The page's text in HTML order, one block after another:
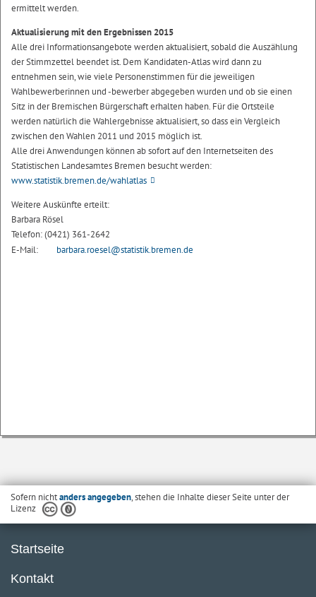
ermittelt werden.
Aktualisierung mit den Ergebnissen 2015
Alle drei Informationsangebote werden aktualisiert, sobald die Auszählung
der Stimmzettel beendet ist. Dem Kandidaten-Atlas wird dann zu
entnehmen sein, wie viele Personenstimmen für die jeweiligen
Wahlbewerberinnen und -bewerber abgegeben wurden und ob sie einen
Sitz in der Bremischen Bürgerschaft erhalten haben. Für die Ortsteile
werden natürlich die Wahlergebnisse aktualisiert, so dass ein Vergleich
zwischen den Wahlen 2011 und 2015 möglich ist.
Alle drei Anwendungen können ab sofort auf den Internetseiten des
Statistischen Landesamtes Bremen besucht werden:
www.statistik.bremen.de/wahlatlas
Weitere Auskünfte erteilt:
Barbara Rösel
Telefon: (0421) 361-2642
E-Mail:
barbara.roesel@statistik.bremen.de
Sofern nichtanders angegeben, stehen die Inhalte dieser Seite unter der
Lizenz
Startseite
Kontakt